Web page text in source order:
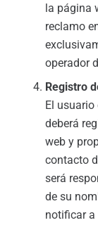
la página
reclamo
operador
Registro
El usuario
deberá
web y
contacto
será
de su
notificar a